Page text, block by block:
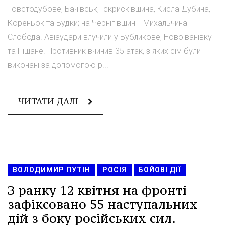
Товстодубове, Бачівськ, Іскрисківщина, Кисла Дубина,
Кореньок та Будки; на Чернігівщині - Михальчина-
Слобода. Авіаудари влучили у Бубликове, Новоіванівку
та Піщане. Противник вчинив 35 атак, з яких сім були
виконані за допомогою р...
ЧИТАТИ ДАЛІ
ВОЛОДИМИР ПУТІН РОСІЯ БОЙОВІ ДІЇ
З ранку 12 квітня на фронті
зафіксовано 55 наступальних
дій з боку російських сил.